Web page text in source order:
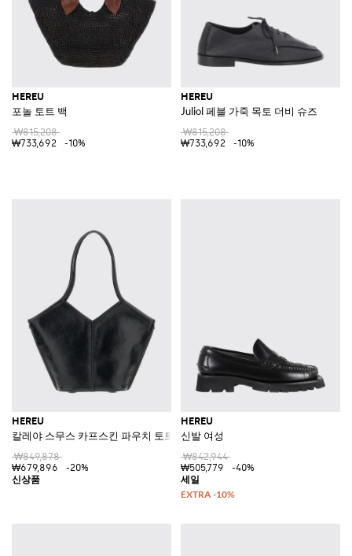
HEREU
포놀 토트 백
₩815,208
₩733,692
-10%
HEREU
Juliol 페블 가죽 목토 더비 슈즈
₩815,208
₩733,692
-10%
HEREU
칼레야 스무스 카프스킨 파우치 토트백
₩849,878
₩679,896
-20%
HEREU
신발 여성
₩842,944
₩505,779
-40%